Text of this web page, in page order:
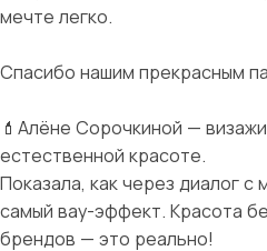
мечте легко.
Спасибо нашим прекрасным
💄Алёне Сорочкиной —
естественной красоте.
Показала, как через диалог с
самый вау-эффект. Красота
брендов — это реально!